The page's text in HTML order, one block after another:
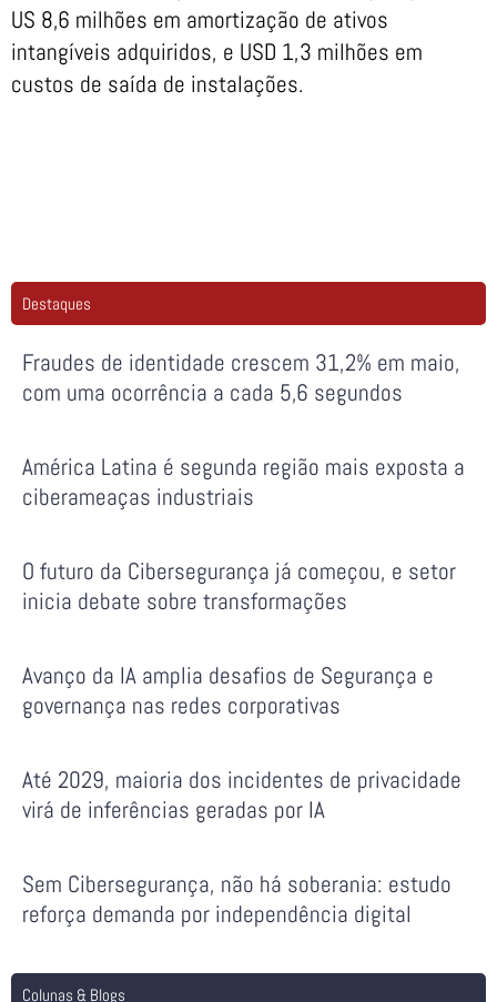
US 8,6 milhões em amortização de ativos
intangíveis adquiridos, e USD 1,3 milhões em
custos de saída de instalações.
Destaques
Fraudes de identidade crescem 31,2% em maio,
com uma ocorrência a cada 5,6 segundos
América Latina é segunda região mais exposta a
ciberameaças industriais
O futuro da Cibersegurança já começou, e setor
inicia debate sobre transformações
Avanço da IA amplia desafios de Segurança e
governança nas redes corporativas
Até 2029, maioria dos incidentes de privacidade
virá de inferências geradas por IA
Sem Cibersegurança, não há soberania: estudo
reforça demanda por independência digital
Colunas & Blogs